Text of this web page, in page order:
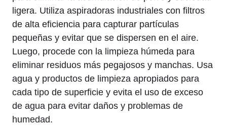
ligera. Utiliza aspiradoras industriales con filtros
de alta eficiencia para capturar partículas
pequeñas y evitar que se dispersen en el aire.
Luego, procede con la limpieza húmeda para
eliminar residuos más pegajosos y manchas. Usa
agua y productos de limpieza apropiados para
cada tipo de superficie y evita el uso de exceso
de agua para evitar daños y problemas de
humedad.